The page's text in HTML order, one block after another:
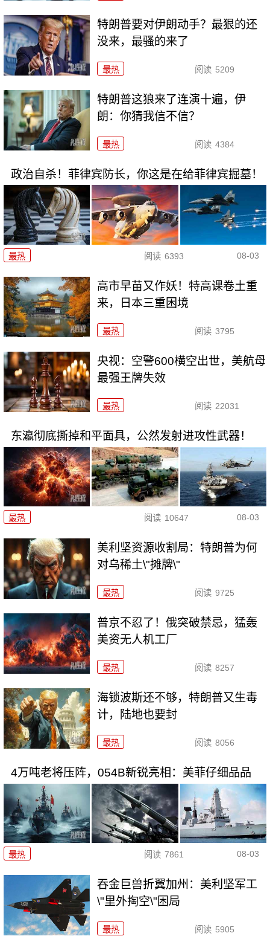
特朗普要对伊朗动手？最狠的还
没来，最骚的来了
最热 阅读 5209
特朗普这狼来了连演十遍，伊
朗：你猜我信不信？
最热 阅读 4384
政治自杀！菲律宾防长，你这是在给菲律宾掘墓！
最热 阅读 6393 08-03
高市早苗又作妖！特高课卷土重
来，日本三重困境
最热 阅读 3795
央视：空警600横空出世，美航母
最强王牌失效
最热 阅读 22031
东瀛彻底撕掉和平面具，公然发射进攻性武器！
最热 阅读 10647 08-03
美利坚资源收割局：特朗普为何
对乌稀土\"摊牌\"
最热 阅读 9725
普京不忍了！俄突破禁忌，猛轰
美资无人机工厂
最热 阅读 8257
海锁波斯还不够，特朗普又生毒
计，陆地也要封
最热 阅读 8056
4万吨老将压阵，054B新锐亮相：美菲仔细品品
最热 阅读 7861 08-03
吞金巨兽折翼加州：美利坚军工
\"里外掏空\"困局
最热 阅读 5905